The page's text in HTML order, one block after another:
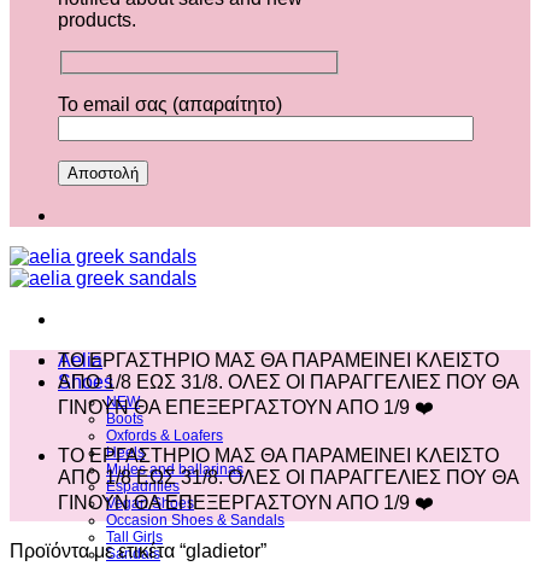
products.
Το email σας (απαραίτητο)
Aelia
Shoes
NEW
Boots
Oxfords & Loafers
Heels
Mules and ballarinas
Espadrilles
Vegan Shoes
Occasion Shoes & Sandals
Tall Girls
Sandals
ΤΟ ΕΡΓΑΣΤΗΡΙΟ ΜΑΣ ΘΑ ΠΑΡΑΜΕΙΝΕΙ ΚΛΕΙΣΤΟ
ΑΠΟ 1/8 ΕΩΣ 31/8. ΟΛΕΣ ΟΙ ΠΑΡΑΓΓΕΛΙΕΣ ΠΟΥ ΘΑ
ΓΙΝΟΥΝ ΘΑ ΕΠΕΞΕΡΓΑΣΤΟΥΝ ΑΠΟ 1/9 ❤️
ΤΟ ΕΡΓΑΣΤΗΡΙΟ ΜΑΣ ΘΑ ΠΑΡΑΜΕΙΝΕΙ ΚΛΕΙΣΤΟ
ΑΠΟ 1/8 ΕΩΣ 31/8. ΟΛΕΣ ΟΙ ΠΑΡΑΓΓΕΛΙΕΣ ΠΟΥ ΘΑ
ΓΙΝΟΥΝ ΘΑ ΕΠΕΞΕΡΓΑΣΤΟΥΝ ΑΠΟ 1/9 ❤️
Προϊόντα με ετικέτα “gladietor”